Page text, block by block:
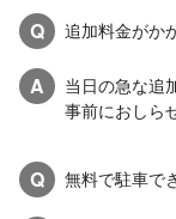
Q 追加料金がか
A
当日の急な追
事前におしら
Q 無料で駐車で